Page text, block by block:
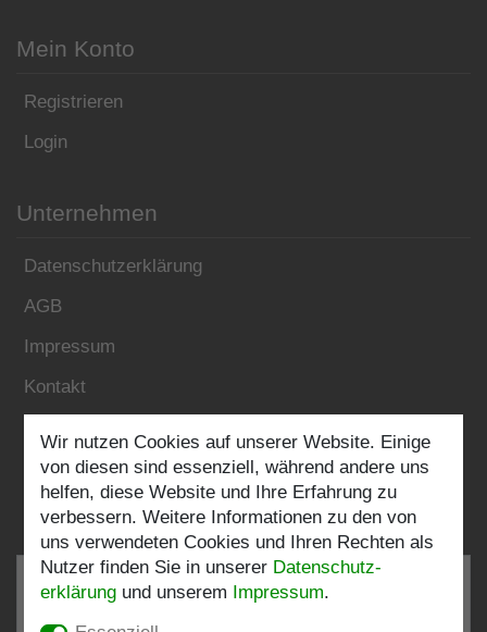
Mein Konto
Registrieren
Login
Unternehmen
Datenschutzerklärung
AGB
Impressum
Kontakt
Folgen Sie uns:
Wir nutzen Cookies auf unserer Website. Einige
von diesen sind essenziell, während andere uns
helfen, diese Website und Ihre Erfahrung zu
verbessern. Weitere Informationen zu den von
uns verwendeten Cookies und Ihren Rechten als
Nutzer finden Sie in unserer Daten­schutz­
erklärung und unserem Impressum.